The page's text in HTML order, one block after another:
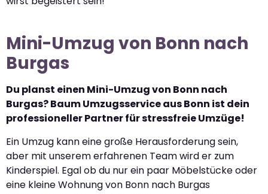
Mini-Umzug von Bonn nach
Burgas
Du planst einen Mini-Umzug von Bonn nach
Burgas? Baum Umzugsservice aus Bonn ist dein
professioneller Partner für stressfreie Umzüge!
Ein Umzug kann eine große Herausforderung sein,
aber mit unserem erfahrenen Team wird er zum
Kinderspiel. Egal ob du nur ein paar Möbelstücke oder
eine kleine Wohnung von Bonn nach Burgas